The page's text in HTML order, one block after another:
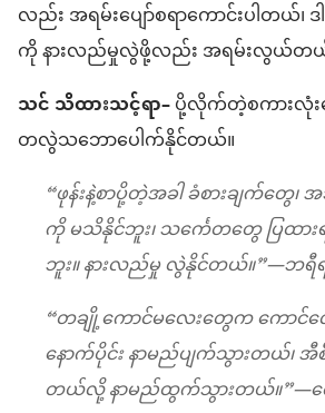
လည်း အရမ်းပျော်စရာကောင်းပါတယ်၊
ကို နားလည်မှုလွဲဖို့လည်း အရမ်းလွယ်တ
သင် သိထားသင့်ရာ–ပို့လိုက်တဲ့စကား
တလွဲသဘောပေါက်နိုင်တယ်။
“ဖုန်းနဲ့စာပို့တဲ့အခါ ခံစားချက်တွေ
ကို မသိနိုင်ဘူး၊ သင်္ကေတတွေ ပြထာ
ဘူး။ နားလည်မှု လွဲနိုင်တယ်။”—ဘရီရ
“တချို့ကောင်မလေးတွေက ကောင်လ
နောက်ပိုင်း နာမည်ပျက်သွားတယ်
တယ်လို့ နာမည်ထွက်သွားတယ်။”—လ